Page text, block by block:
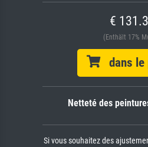
€
(Enthält 17%
dans le
Netteté des
Si vous souhaitez des